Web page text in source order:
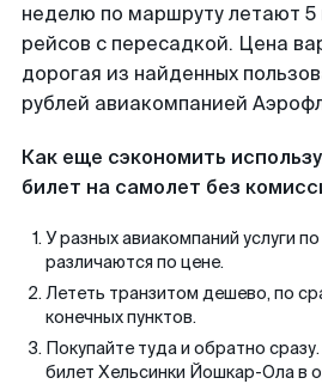
неделю по маршруту летают 5
рейсов с пересадкой. Цена
дорогая из найденных
рублей авиакомпанией
Как еще сэкономить
билет на самолет без
У разных авиакомпаний услуги
различаются по цене.
Лететь транзитом дешево, по
конечных пунктов.
Покупайте туда и обратно
билет Хельсинки Йошкар-Ола в